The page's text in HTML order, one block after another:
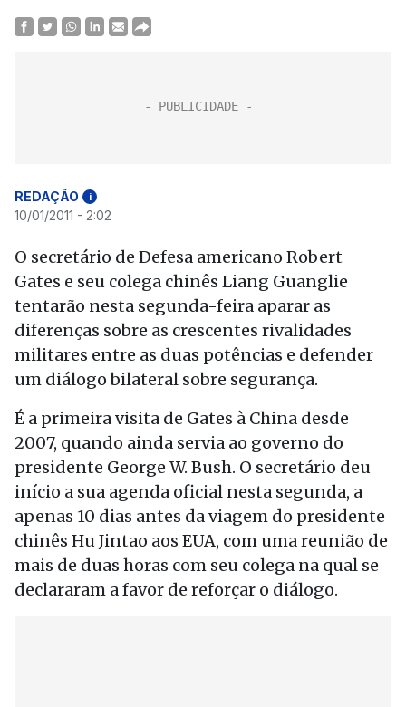
REDAÇÃO i
10/01/2011 - 2:02
O secretário de Defesa americano Robert
Gates e seu colega chinês Liang Guanglie
tentarão nesta segunda-feira aparar as
diferenças sobre as crescentes rivalidades
militares entre as duas potências e defender
um diálogo bilateral sobre segurança.
É a primeira visita de Gates à China desde
2007, quando ainda servia ao governo do
presidente George W. Bush. O secretário deu
início a sua agenda oficial nesta segunda, a
apenas 10 dias antes da viagem do presidente
chinês Hu Jintao aos EUA, com uma reunião de
mais de duas horas com seu colega na qual se
declararam a favor de reforçar o diálogo.